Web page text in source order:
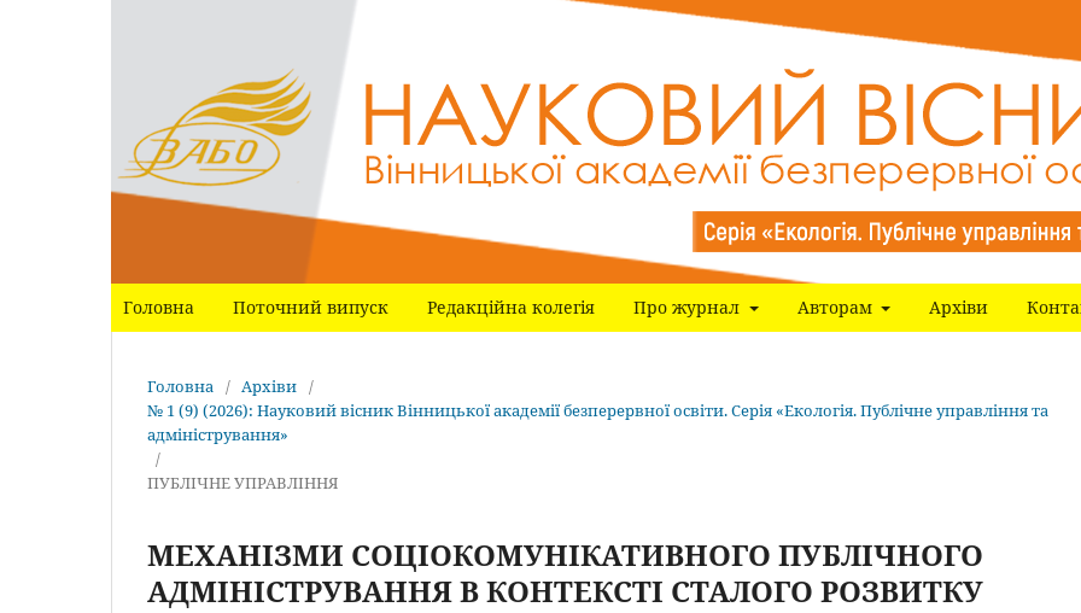
Головна Поточний випуск Редакційна колегія Про журнал Авторам Архіви
Головна / Архіви /
№ 1 (9) (2026): Науковий вісник Вінницької академії безперервної освіти. Серія «Екологія. Публічне управління та
адміністрування»
/
ПУБЛІЧНЕ УПРАВЛІННЯ
МЕХАНІЗМИ СОЦІОКОМУНІКАТИВНОГО ПУБЛІЧНОГО
АДМІНІСТРУВАННЯ В КОНТЕКСТІ СТАЛОГО РОЗВИТКУ